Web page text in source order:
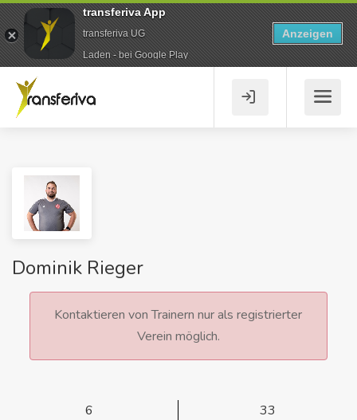
Dominik Rieger
Kontaktieren von Trainern nur als registrierter
Verein möglich.
6
33
transferiva App
transferiva UG
Laden - bei Google Play
Anzeigen